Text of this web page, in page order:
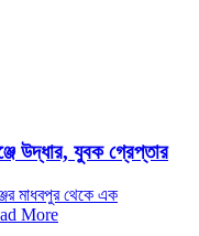
উদ্ধার, যুবক গ্রেপ্তার
মাধবপুর থেকে এক
More